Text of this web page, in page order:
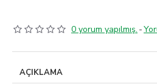
0 yorum yapılmış. -
AÇIKLAMA